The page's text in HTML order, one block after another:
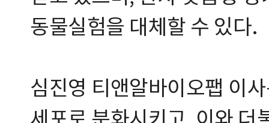
동물실험을 대체할 수 있다.
심진영 티앤알바이오팹 이